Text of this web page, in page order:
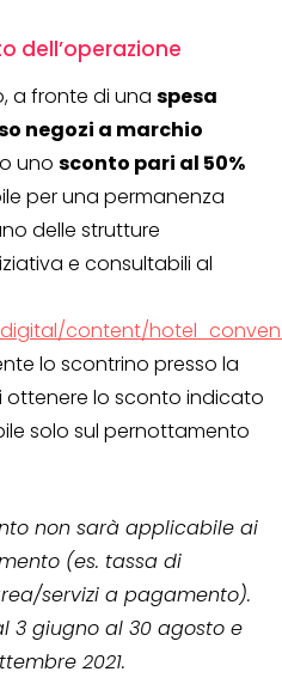
dell’operazione
a fronte di una spesa
negozi a marchio
uno sconto pari al 50%
per una permanenza
delle strutture
e consultabili al
content/
lo scontrino presso la
lo sconto indicato
solo sul pernottamento
non sarà applicabile ai
(es. tassa di
servizi a pagamento).
3 giugno al 30 agosto e
2021.